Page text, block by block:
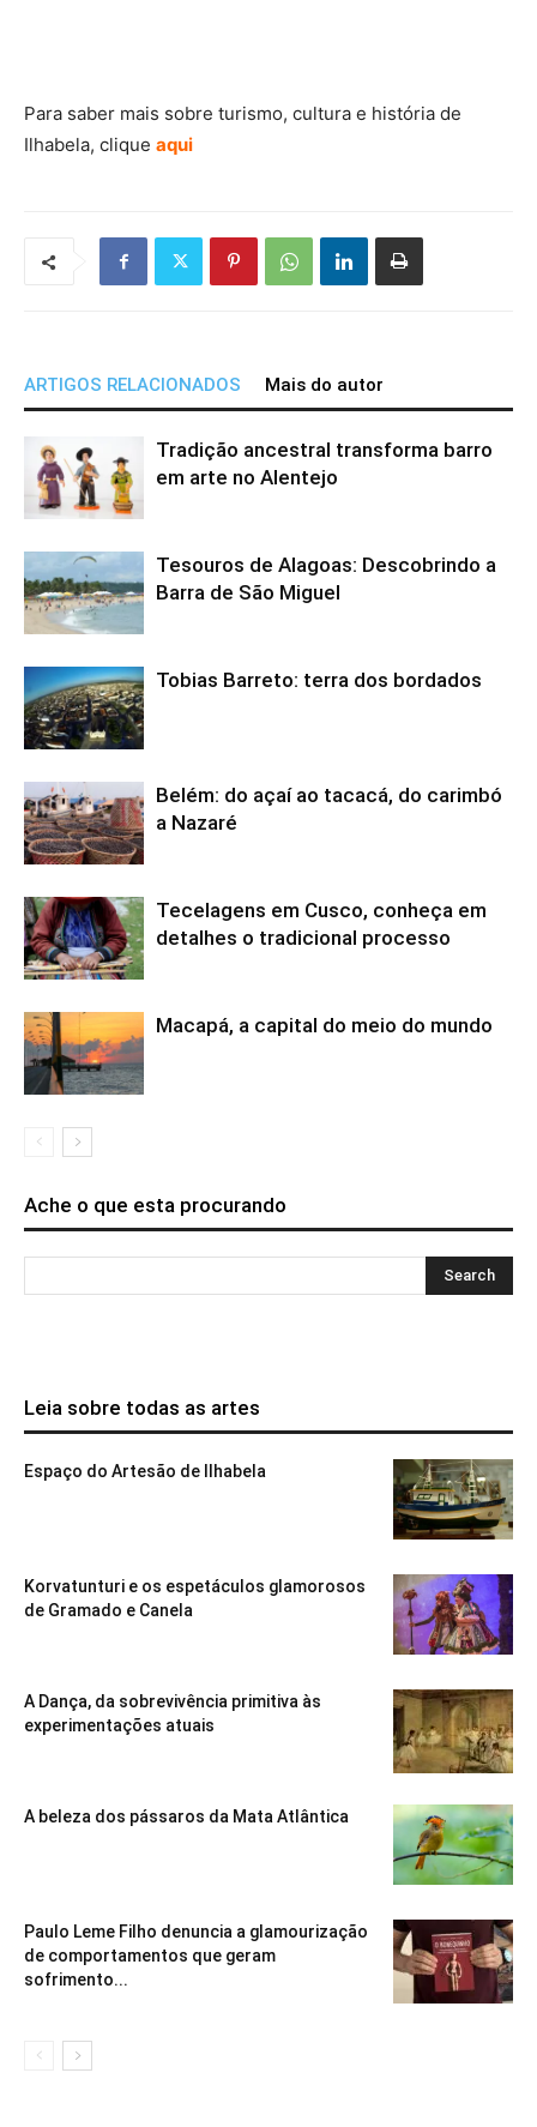
Para saber mais sobre turismo, cultura e história de
Ilhabela, clique aqui
ARTIGOS RELACIONADOS Mais do autor
Tradição ancestral transforma barro
em arte no Alentejo
Tesouros de Alagoas: Descobrindo a
Barra de São Miguel
Tobias Barreto: terra dos bordados
Belém: do açaí ao tacacá, do carimbó
a Nazaré
Tecelagens em Cusco, conheça em
detalhes o tradicional processo
Macapá, a capital do meio do mundo
Ache o que esta procurando
Leia sobre todas as artes
Espaço do Artesão de Ilhabela
Korvatunturi e os espetáculos glamorosos
de Gramado e Canela
A Dança, da sobrevivência primitiva às
experimentações atuais
A beleza dos pássaros da Mata Atlântica
Paulo Leme Filho denuncia a glamourização
de comportamentos que geram
sofrimento...